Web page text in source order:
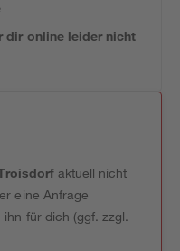
dir online leider nicht
aktuell nicht
eine Anfrage
für dich (ggf. zzgl.